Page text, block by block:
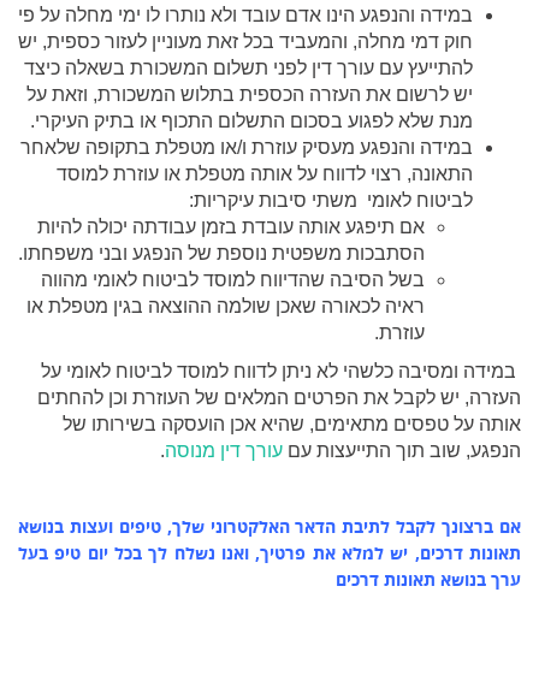
במידה והנפגע הינו אדם עובד ולא נותרו לו ימי מחלה על פי
חוק דמי מחלה, והמעביד בכל זאת מעוניין לעזור כספית, יש
להתייעץ עם עורך דין לפני תשלום המשכורת בשאלה כיצד
יש לרשום את העזרה הכספית בתלוש המשכורת, וזאת על
מנת שלא לפגוע בסכום התשלום התכוף או בתיק העיקרי.
במידה והנפגע מעסיק עוזרת ו/או מטפלת בתקופה שלאחר
התאונה, רצוי לדווח על אותה מטפלת או עוזרת למוסד
לביטוח לאומי משתי סיבות עיקריות:
אם תיפגע אותה עובדת בזמן עבודתה יכולה להיות
הסתבכות משפטית נוספת של הנפגע ובני משפחתו.
בשל הסיבה שהדיווח למוסד לביטוח לאומי מהווה
ראיה לכאורה שאכן שולמה ההוצאה בגין מטפלת או
עוזרת.
במידה ומסיבה כלשהי לא ניתן לדווח למוסד לביטוח לאומי על
העזרה, יש לקבל את הפרטים המלאים של העוזרת וכן להחתים
אותה על טפסים מתאימים, שהיא אכן הועסקה בשירותו של
הנפגע, שוב תוך התייעצות עם עורך דין מנוסה.
אם ברצונך לקבל לתיבת הדאר האלקטרוני שלך, טיפים ועצות בנושא
תאונות דרכים, יש למלא את פרטיך, ואנו נשלח לך בכל יום טיפ בעל
ערך בנושא תאונות דרכים